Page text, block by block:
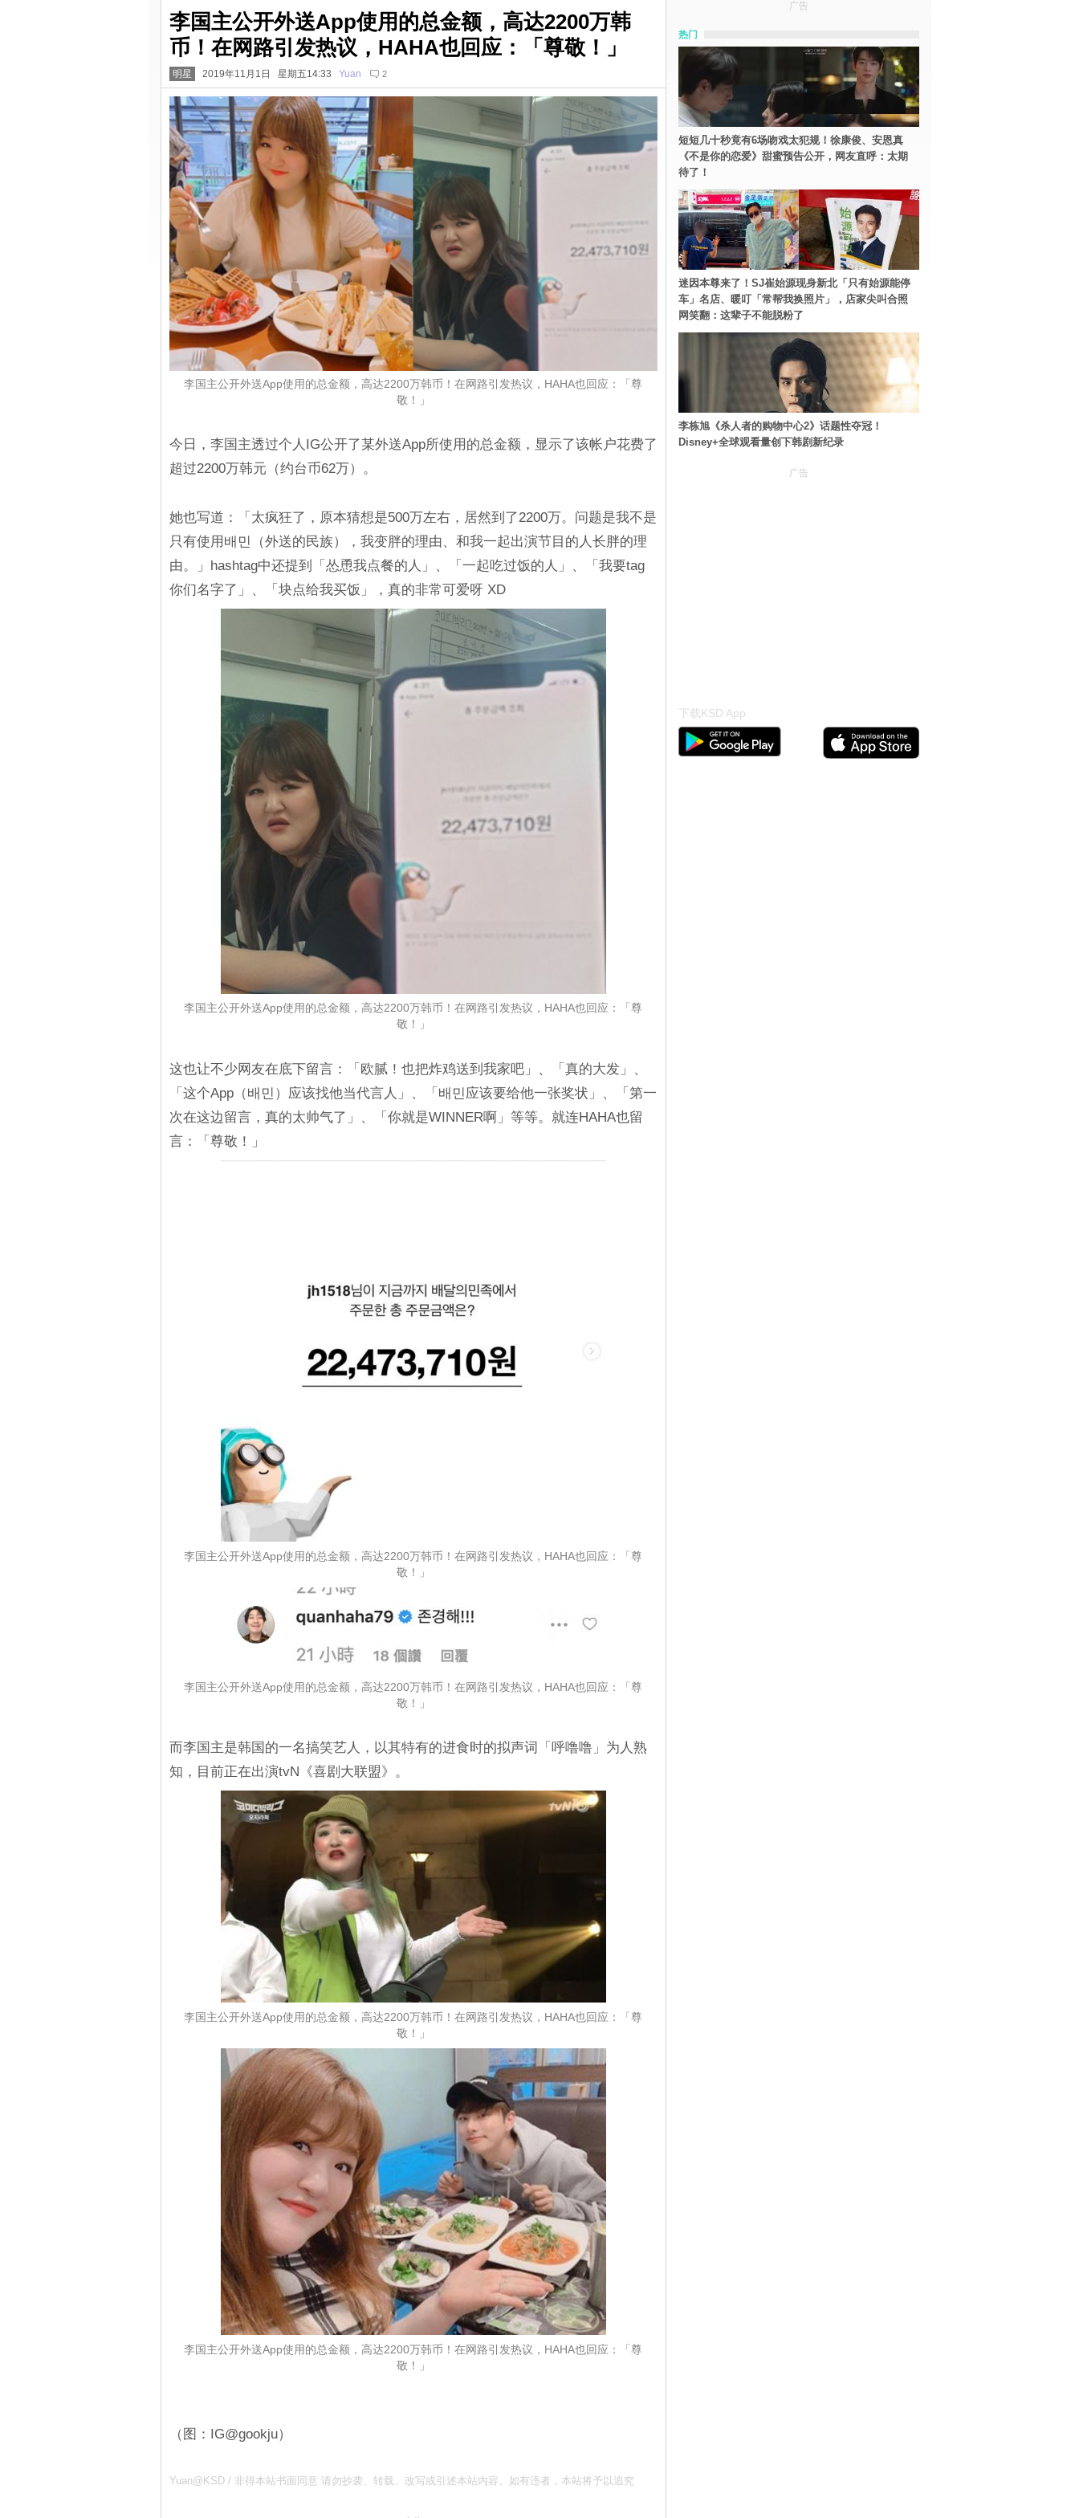
李国主公开外送App使用的总金额，高达2200万韩
币！在网路引发热议，HAHA也回应：「尊敬！」
明星 2019年11月1日 星期五14:33 Yuan 2
李国主公开外送App使用的总金额，高达2200万韩币！在网路引发热议，HAHA也回应：「尊
敬！」
今日，李国主透过个人IG公开了某外送App所使用的总金额，显示了该帐户花费了
超过2200万韩元（约台币62万）。
她也写道：「太疯狂了，原本猜想是500万左右，居然到了2200万。问题是我不是
只有使用배민（外送的民族），我变胖的理由、和我一起出演节目的人长胖的理
由。」hashtag中还提到「怂恿我点餐的人」、「一起吃过饭的人」、「我要tag
你们名字了」、「块点给我买饭」，真的非常可爱呀 XD
李国主公开外送App使用的总金额，高达2200万韩币！在网路引发热议，HAHA也回应：「尊
敬！」
这也让不少网友在底下留言：「欧腻！也把炸鸡送到我家吧」、「真的大发」、
「这个App（배민）应该找他当代言人」、「배민应该要给他一张奖状」、「第一
次在这边留言，真的太帅气了」、「你就是WINNER啊」等等。就连HAHA也留
言：「尊敬！」
李国主公开外送App使用的总金额，高达2200万韩币！在网路引发热议，HAHA也回应：「尊
敬！」
李国主公开外送App使用的总金额，高达2200万韩币！在网路引发热议，HAHA也回应：「尊
敬！」
而李国主是韩国的一名搞笑艺人，以其特有的进食时的拟声词「呼噜噜」为人熟
知，目前正在出演tvN《喜剧大联盟》。
李国主公开外送App使用的总金额，高达2200万韩币！在网路引发热议，HAHA也回应：「尊
敬！」
李国主公开外送App使用的总金额，高达2200万韩币！在网路引发热议，HAHA也回应：「尊
敬！」
（图：IG@gookju）
Yuan@KSD / 非得本站书面同意 请勿抄袭、转载、改写或引述本站内容。如有违者，本站将予以追究
广告
热门
短短几十秒竟有6场吻戏太犯规！徐康俊、安恩真
《不是你的恋爱》甜蜜预告公开，网友直呼：太期
待了！
迷因本尊来了！SJ崔始源现身新北「只有始源能停
车」名店、暖叮「常帮我换照片」，店家尖叫合照
网笑翻：这辈子不能脱粉了
李栋旭《杀人者的购物中心2》话题性夺冠！
Disney+全球观看量创下韩剧新纪录
广告
下载KSD App